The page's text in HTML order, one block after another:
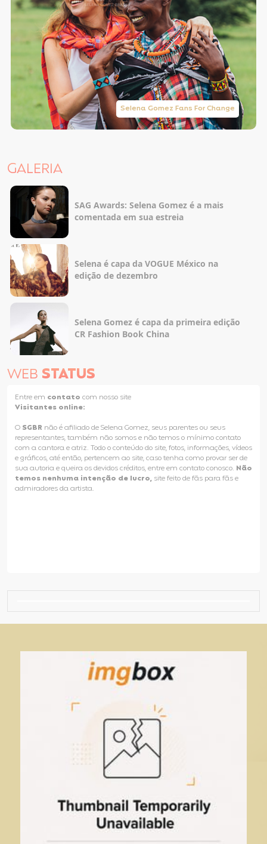
Selena Gomez Fans For Change
GALERIA
SAG Awards: Selena Gomez é a mais
comentada em sua estreia
Selena é capa da VOGUE México na
edição de dezembro
Selena Gomez é capa da primeira edição
CR Fashion Book China
WEB STATUS
Entre em contato com nosso site
Visitantes online:
O SGBR não é afiliado de Selena Gomez, seus parentes ou seus
representantes, também não somos e não temos o mínimo contato
com a cantora e atriz. Todo o conteúdo do site, fotos, informações, vídeos
e gráficos, até então, pertencem ao site, caso tenha como provar ser de
sua autoria e queira os devidos créditos, entre em contato conosco. Não
temos nenhuma intenção de lucro, site feito de fãs para fãs e
admiradores da artista.